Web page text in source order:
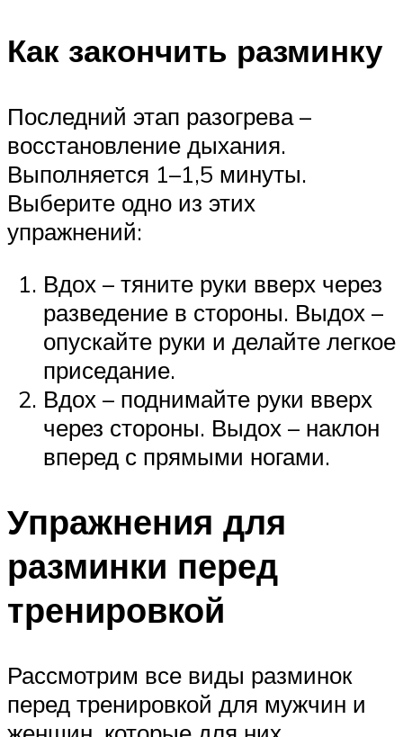
Как закончить разминку
Последний этап разогрева –
восстановление дыхания.
Выполняется 1–1,5 минуты.
Выберите одно из этих
упражнений:
Вдох – тяните руки вверх через
разведение в стороны. Выдох –
опускайте руки и делайте легкое
приседание.
Вдох – поднимайте руки вверх
через стороны. Выдох – наклон
вперед с прямыми ногами.
Упражнения для
разминки перед
тренировкой
Рассмотрим все виды разминок
перед тренировкой для мужчин и